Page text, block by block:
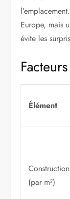
Europe, mais
évite les
Élément
Construction
(par m²)